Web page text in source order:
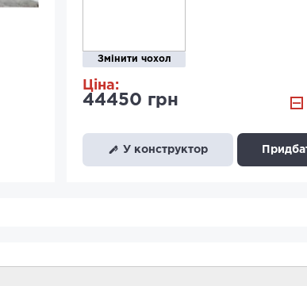
Змінити чохол
Ціна:
44450 грн
У конструктор